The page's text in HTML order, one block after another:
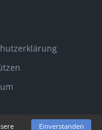
Einverstanden